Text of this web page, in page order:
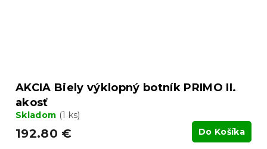
AKCIA Biely výklopný botník PRIMO II.
akosť
Skladom (1 ks)
192.80 € Do Košíka